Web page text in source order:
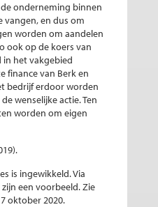
onderneming binnen
en dus om
worden om aandelen
ook op de koers van
in het vakgebied
finance van Berk en
bedrijf erdoor worden
wenselijke actie. Ten
worden om eigen
is ingewikkeld. Via
een voorbeeld. Zie
oktober 2020.